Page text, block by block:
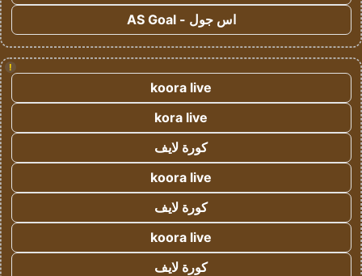
اس جول - AS Goal
!
koora live
kora live
كورة لايف
koora live
كورة لايف
koora live
كورة لايف